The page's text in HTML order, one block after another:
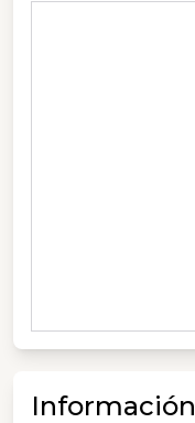
Información